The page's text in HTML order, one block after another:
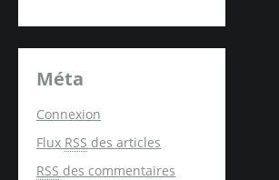
Méta
Connexion
Flux RSS des articles
RSS des commentaires